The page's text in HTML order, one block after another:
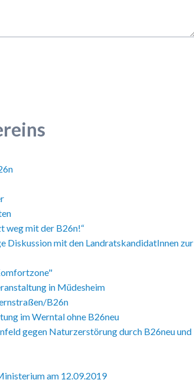
weg mit der B26n!“
Diskussion mit den LandratskandidatInnen zur
in Müdesheim
B26n
im Werntal ohne B26neu
gegen Naturzerstörung durch B26neu und
am 12.09.2019